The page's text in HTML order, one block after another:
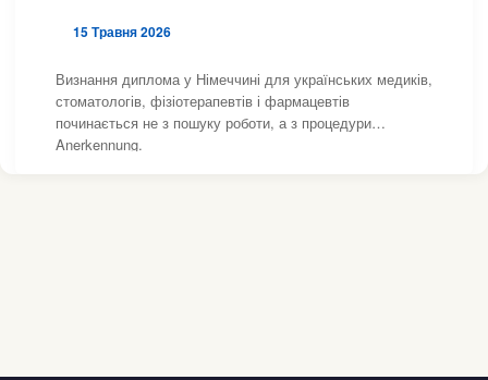
15 Травня 2026
Визнання диплома у Німеччині для українських медиків,
стоматологів, фізіотерапевтів і фармацевтів
починається не з пошуку роботи, а з процедури
Anerkennung.